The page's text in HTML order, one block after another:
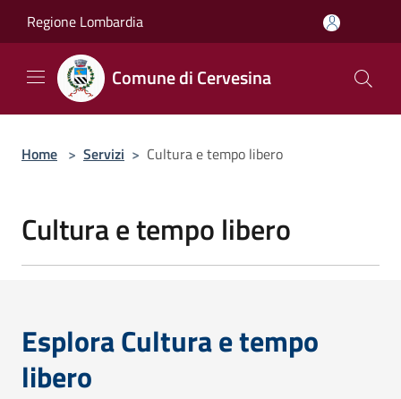
Regione Lombardia
Comune di Cervesina
Home > Servizi > Cultura e tempo libero
Cultura e tempo libero
Esplora Cultura e tempo
libero